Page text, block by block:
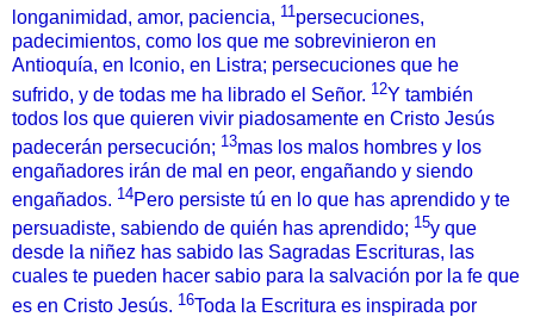
longanimidad, amor, paciencia, 11persecuciones,
padecimientos, como los que me sobrevinieron en
Antioquía, en Iconio, en Listra; persecuciones que he
sufrido, y de todas me ha librado el Señor. 12Y también
todos los que quieren vivir piadosamente en Cristo Jesús
padecerán persecución; 13mas los malos hombres y los
engañadores irán de mal en peor, engañando y siendo
engañados. 14Pero persiste tú en lo que has aprendido y te
persuadiste, sabiendo de quién has aprendido; 15y que
desde la niñez has sabido las Sagradas Escrituras, las
cuales te pueden hacer sabio para la salvación por la fe que
es en Cristo Jesús. 16Toda la Escritura es inspirada por